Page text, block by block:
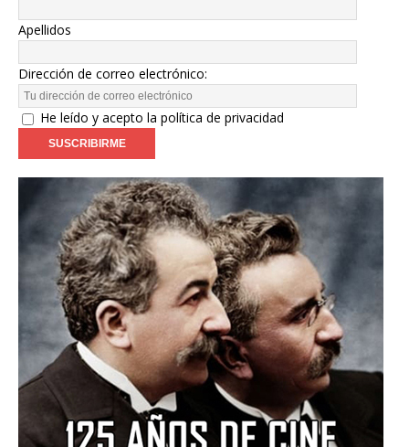
Apellidos
Dirección de correo electrónico:
He leído y acepto la política de privacidad